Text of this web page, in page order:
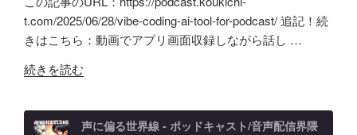
バ
イ
ブ
コ
デ
ィ
間
の
ポ
ッ
キ
ャ
Amazon
Apple Podcasts
RSS
Spotify
RSS FEED
SHARE
LINK
EMBED
t.com/2025/06/28/vibe-coding-ai-tool-for-podcast/ 追記！続
きはこちら：動画でアプリ画面収録しながら話し …
"旧
え？
続きを読む
声に偏る世界線 - ポッドキャスト/音声配信界隈